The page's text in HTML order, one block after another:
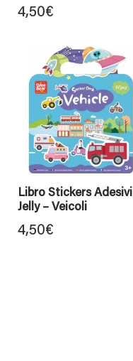
4,50€
Libro Stickers Adesivi
Jelly – Veicoli
4,50€